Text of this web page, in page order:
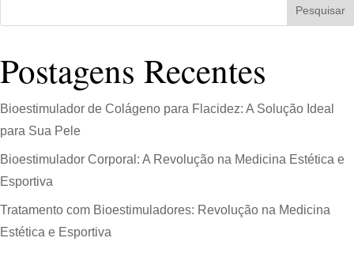
Pesquisar
Postagens Recentes
Bioestimulador de Colágeno para Flacidez: A Solução Ideal
para Sua Pele
Bioestimulador Corporal: A Revolução na Medicina Estética e
Esportiva
Tratamento com Bioestimuladores: Revolução na Medicina
Estética e Esportiva